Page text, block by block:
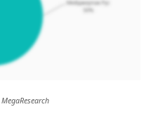
MegaResearch